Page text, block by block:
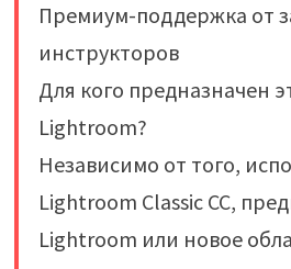
Премиум-поддержка от
инструкторов
Для кого предназначен
Lightroom?
Независимо от того,
Lightroom Classic CC,
Lightroom или новое